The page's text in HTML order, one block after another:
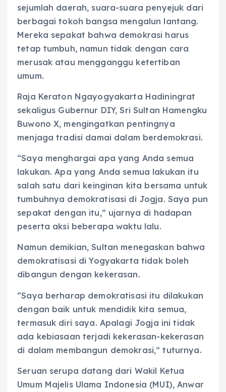
sejumlah daerah, suara-suara penyejuk dari
berbagai tokoh bangsa mengalun lantang.
Mereka sepakat bahwa demokrasi harus
tetap tumbuh, namun tidak dengan cara
merusak atau mengganggu ketertiban
umum.
Raja Keraton Ngayogyakarta Hadiningrat
sekaligus Gubernur DIY, Sri Sultan Hamengku
Buwono X, mengingatkan pentingnya
menjaga tradisi damai dalam berdemokrasi.
“Saya menghargai apa yang Anda semua
lakukan. Apa yang Anda semua lakukan itu
salah satu dari keinginan kita bersama untuk
tumbuhnya demokratisasi di Jogja. Saya pun
sepakat dengan itu,” ujarnya di hadapan
peserta aksi beberapa waktu lalu.
Namun demikian, Sultan menegaskan bahwa
demokratisasi di Yogyakarta tidak boleh
dibangun dengan kekerasan.
“Saya berharap demokratisasi itu dilakukan
dengan baik untuk mendidik kita semua,
termasuk diri saya. Apalagi Jogja ini tidak
ada kebiasaan terjadi kekerasan-kekerasan
di dalam membangun demokrasi,” tuturnya.
Seruan serupa datang dari Wakil Ketua
Umum Majelis Ulama Indonesia (MUI), Anwar